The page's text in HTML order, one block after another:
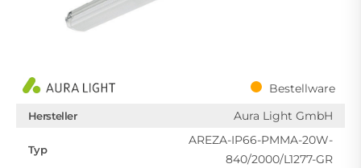
Bestellware
Hersteller Aura Light GmbH
Typ
AREZA-IP66-PMMA-20W-
840/2000/L1277-GR